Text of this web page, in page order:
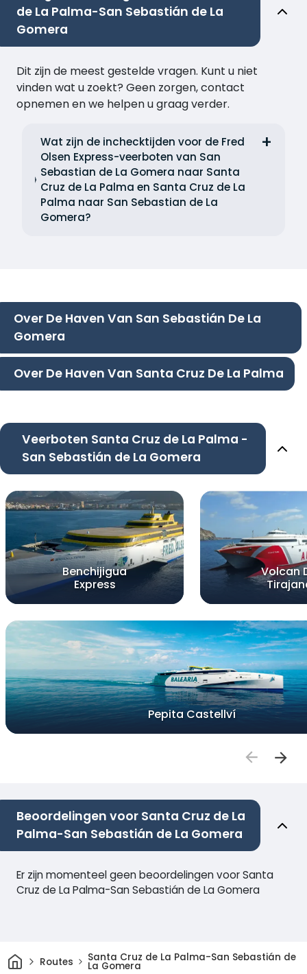
de La Palma-San Sebastián de La
Gomera
Dit zijn de meest gestelde vragen. Kunt u niet
vinden wat u zoekt? Geen zorgen, contact
opnemen en we helpen u graag verder.
Wat zijn de inchecktijden voor de Fred
Olsen Express-veerboten van San
Sebastian de La Gomera naar Santa
Cruz de La Palma en Santa Cruz de La
Palma naar San Sebastian de La
Gomera?
Over De Haven Van San Sebastián De La
Gomera
Over De Haven Van Santa Cruz De La Palma
Veerboten Santa Cruz de La Palma -
San Sebastián de La Gomera
Benchijigua
Express
Volcan
Pepita Castellví
Beoordelingen voor Santa Cruz de La
Palma-San Sebastián de La Gomera
Er zijn momenteel geen beoordelingen voor Santa
Cruz de La Palma-San Sebastián de La Gomera
ThuisRoutes Santa Cruz de La Palma-San Sebastián de
La Gomera